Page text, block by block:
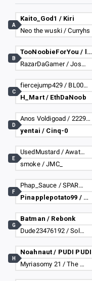
Kaito_God1 / Kiri
Neo the wuski / Curryhs
A
TooNoobieForYou / liven96
RazarDaGamer / Joshh ua
B
fiercejump429 / BL00DASP
H_Mart / EthDaNoob
C
Anos Voldigoad / 22291778
yentai / Cinq-0
D
UsedMustard / Awata_Kaoruko
smoke / JMC_
E
Phap_Sauce / SPARDUNNY
Pinapplepotato99 / BioHazard23-_-
F
Batman / Rebonk
Dude23476192 / SolaRrMyst7780
G
Noahnaut / PUDI PUDI
Myriasomy 21 / The Arnott (Biscuit)
H